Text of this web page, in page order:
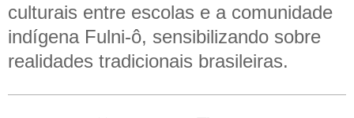
culturais entre escolas e a comunidade
indígena Fulni-ô, sensibilizando sobre
realidades tradicionais brasileiras.